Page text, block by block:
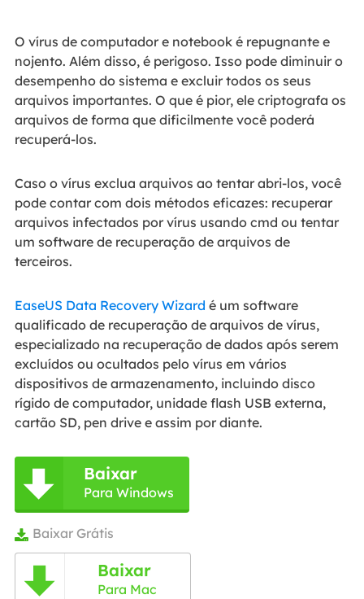
O vírus de computador e notebook é repugnante e
nojento. Além disso, é perigoso. Isso pode diminuir o
desempenho do sistema e excluir todos os seus
arquivos importantes. O que é pior, ele criptografa os
arquivos de forma que dificilmente você poderá
recuperá-los.
Caso o vírus exclua arquivos ao tentar abri-los, você
pode contar com dois métodos eficazes: recuperar
arquivos infectados por vírus usando cmd ou tentar
um software de recuperação de arquivos de
terceiros.
EaseUS Data Recovery Wizard é um software
qualificado de recuperação de arquivos de vírus,
especializado na recuperação de dados após serem
excluídos ou ocultados pelo vírus em vários
dispositivos de armazenamento, incluindo disco
rígido de computador, unidade flash USB externa,
cartão SD, pen drive e assim por diante.
 Baixar
Para Windows
 Baixar Grátis
 Baixar
Para Mac